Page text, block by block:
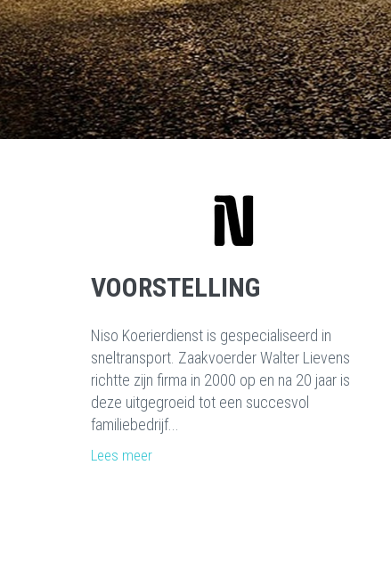
VOORSTELLING
Niso Koerierdienst is gespecialiseerd in
sneltransport. Zaakvoerder Walter Lievens
richtte zijn firma in 2000 op en na 20 jaar is
deze uitgegroeid tot een succesvol
familiebedrijf...
Lees meer